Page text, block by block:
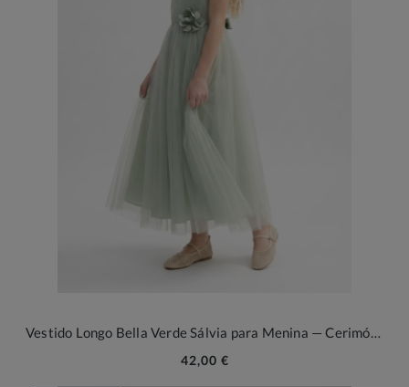
Vestido Longo Bella Verde Sálvia para Menina — Cerimónia
42,00 €